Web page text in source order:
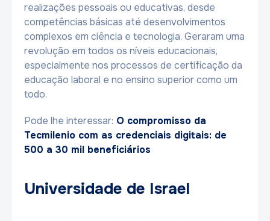
realizações pessoais ou educativas, desde
competências básicas até desenvolvimentos
complexos em ciência e tecnologia. Geraram uma
revolução em todos os níveis educacionais,
especialmente nos processos de certificação da
educação laboral e no ensino superior como um
todo.
Pode lhe interessar: O compromisso da
Tecmilenio com as credenciais digitais: de
500 a 30 mil beneficiários
Universidade de Israel